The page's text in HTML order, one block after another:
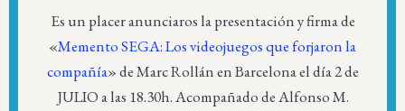
Es un placer anunciaros la presentación y firma de
«Memento SEGA: Los videojuegos que forjaron la
compañía» de Marc Rollán en Barcelona el día 2 de
JULIO a las 18.30h. Acompañado de Alfonso M.